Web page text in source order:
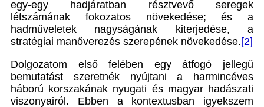
egy-egy hadjáratban résztvevő seregek
létszámának fokozatos növekedése; és a
hadműveletek nagyságának kiterjedése, a
stratégiai manőverezés szerepének növekedése.[2]
Dolgozatom első felében egy átfogó jellegű
bemutatást szeretnék nyújtani a harmincéves
háború korszakának nyugati és magyar hadászati
viszonyairól. Ebben a kontextusban igyekszem